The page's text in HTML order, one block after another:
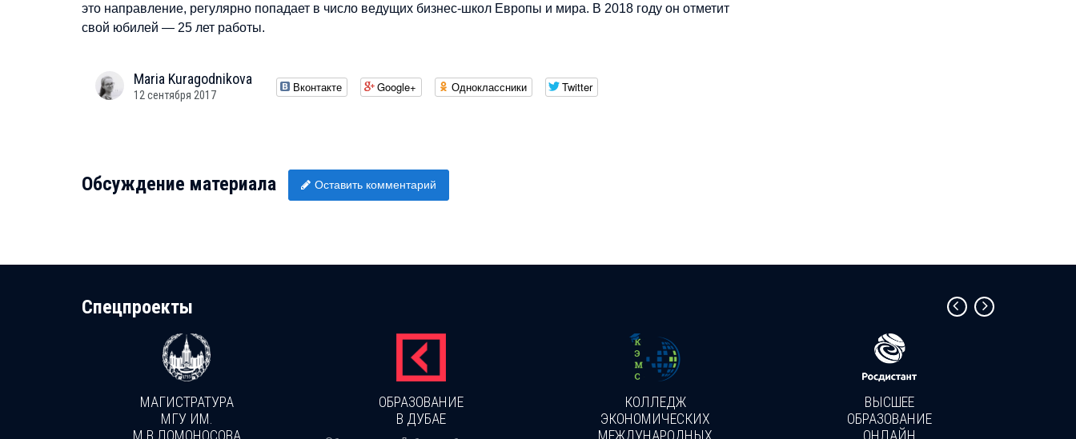
это направление, регулярно попадает в число ведущих бизнес-школ Европы и мира. В 2018 году он отметит
свой юбилей — 25 лет работы.
Maria Kuragodnikova
12 сентября 2017
Вконтакте Google+ Одноклассники Twitter
Обсуждение материала Оставить комментарий
Cпецпроекты
МАГИСТРАТУРА
МГУ ИМ.
М.В.ЛОМОНОСОВА
ОБРАЗОВАНИЕ
В ДУБАЕ
КОЛЛЕДЖ
ЭКОНОМИЧЕСКИХ
МЕЖДУНАРОДНЫХ
ВЫСШЕЕ
ОБРАЗОВАНИЕ
ОНЛАЙН